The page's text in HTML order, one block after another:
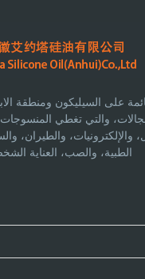
على السيليكون ومنطقة
والتي تغطي المنسوجات
والطيران،
الطبية، والصب، العناية